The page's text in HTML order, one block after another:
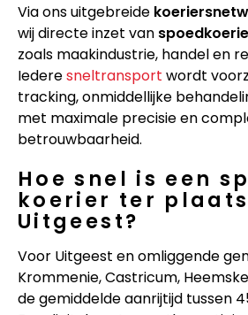
Via ons uitgebreide
wij directe inzet van
zoals maakindustrie, handel en
Iederesneltransport wordt
tracking, onmiddellijke
met maximale precisie en
betrouwbaarheid.
Hoe snel is een
koerier ter
Uitgeest?
Voor Uitgeest en omliggende
Krommenie, Castricum,
de gemiddelde aanrijtijd tussen